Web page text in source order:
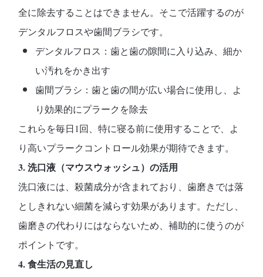
全に除去することはできません。そこで活躍するのが
デンタルフロスや歯間ブラシです。
デンタルフロス ：歯と歯の隙間に入り込み、細か
い汚れをかき出す
歯間ブラシ ：歯と歯の間が広い場合に使用し、よ
り効果的にプラークを除去
これらを毎日1回、特に寝る前に使用することで、よ
り高いプラークコントロール効果が期待できます。
3.洗口液（マウスウォッシュ）の活用
洗口液には、殺菌成分が含まれており、歯磨きでは落
としきれない細菌を減らす効果があります。ただし、
歯磨きの代わりにはならないため、補助的に使うのが
ポイントです。
4.食生活の見直し